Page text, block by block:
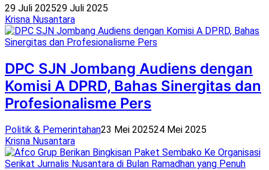
29 Juli 202529 Juli 2025
Krisna Nusantara
DPC SJN Jombang Audiens dengan
Komisi A DPRD, Bahas Sinergitas dan
Profesionalisme Pers
Politik & Pemerintahan23 Mei 202524 Mei 2025
Krisna Nusantara